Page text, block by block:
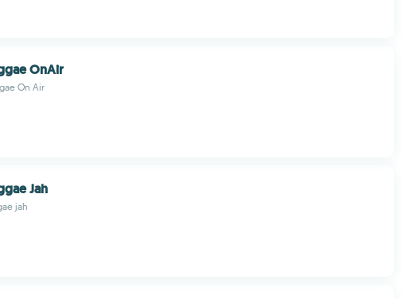
OnAir
On Air
Jah
jah